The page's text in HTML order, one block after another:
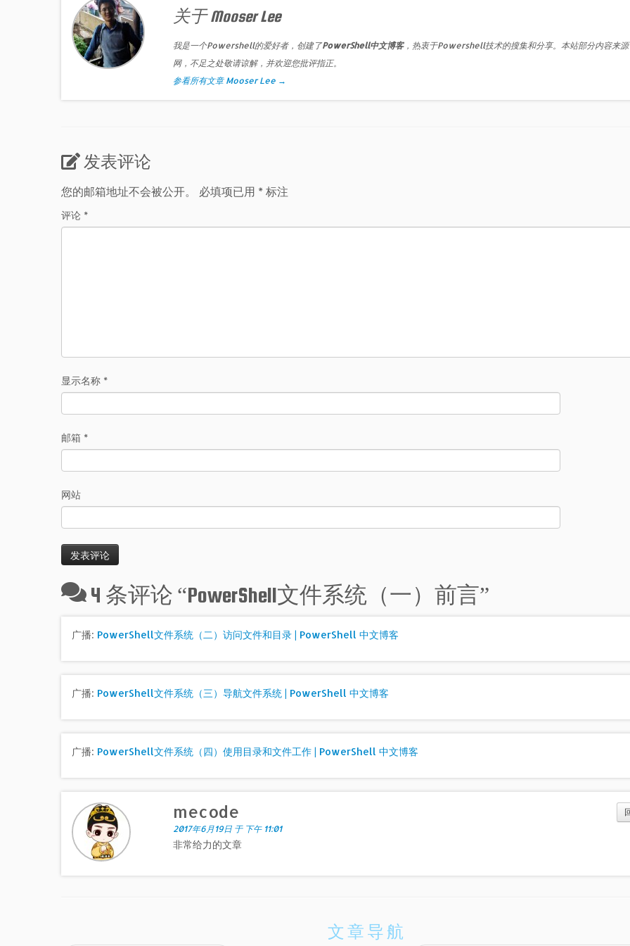
关于 Mooser Lee
我是一个Powershell的爱好者，创建了PowerShell中文博客，热衷于Powershell技术的搜集和分享。本站部分内容来源
网，不足之处敬请谅解，并欢迎您批评指正。
参看所有文章 Mooser Lee →
发表评论
您的邮箱地址不会被公开。 必填项已用 *标注
评论 *
显示名称 *
邮箱 *
网站
4 条评论 “PowerShell文件系统（一）前言”
广播: PowerShell文件系统（二）访问文件和目录 | PowerShell 中文博客
广播: PowerShell文件系统（三）导航文件系统 | PowerShell 中文博客
广播: PowerShell文件系统（四）使用目录和文件工作 | PowerShell 中文博客
mecode
2017年6月19日 于 下午 11:01
非常给力的文章
文章导航